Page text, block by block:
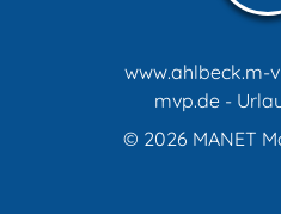
www.ahlbeck.m-
mvp.de -
© 2026 MANET